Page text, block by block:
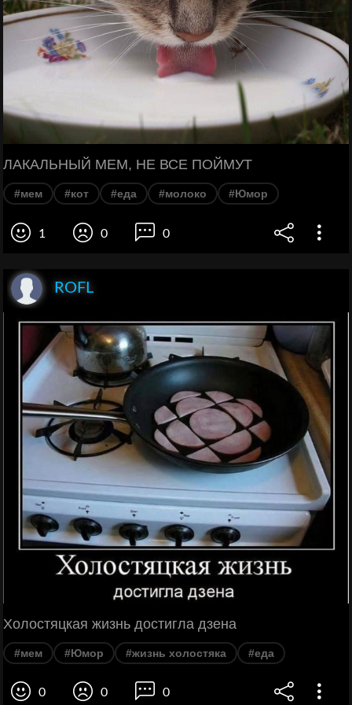
ЛАКАЛЬНЫЙ МЕМ, НЕ ВСЕ ПОЙМУТ
#мем #кот #еда #молоко #Юмор
1 0 0
ROFL
Холостяцкая жизнь достигла дзена
#мем #Юмор #жизнь холостяка #еда
0 0 0